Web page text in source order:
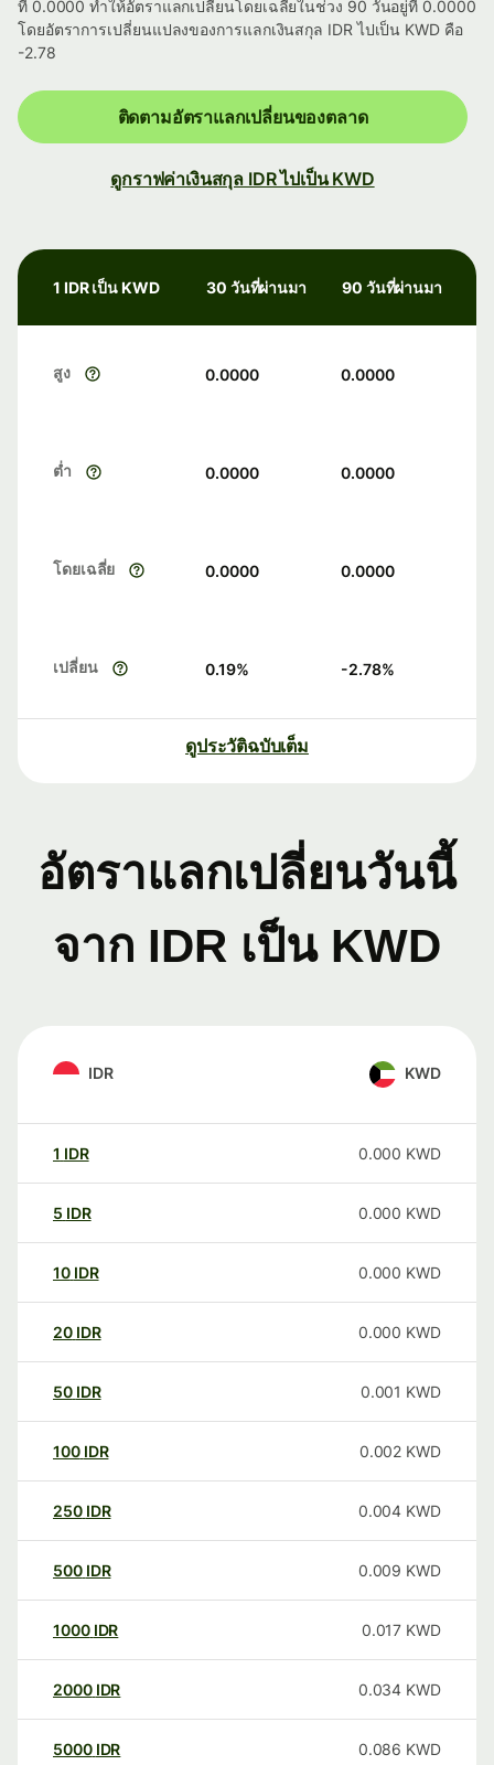
ที่ 0.0000 ทำให้อัตราแลกเปลี่ยนโดยเฉลี่ยในช่วง 90 วันอยู่ที่ 0.0000
โดยอัตราการเปลี่ยนแปลงของการแลกเงินสกุล IDR ไปเป็น KWD คือ
-2.78
ติดตามอัตราแลกเปลี่ยนของตลาด
ดูกราฟค่าเงินสกุล IDR ไปเป็น KWD
1 IDR เป็น KWD 30 วันที่ผ่านมา 90 วันที่ผ่านมา
สูง 0.0000 0.0000
ต่ำ 0.0000 0.0000
โดยเฉลี่ย 0.0000 0.0000
เปลี่ยน 0.19% -2.78%
ดูประวัติฉบับเต็ม
อัตราแลกเปลี่ยนวันนี้
จาก IDR เป็น KWD
IDR KWD
1 IDR 0.000 KWD
5 IDR 0.000 KWD
10 IDR 0.000 KWD
20 IDR 0.000 KWD
50 IDR 0.001 KWD
100 IDR 0.002 KWD
250 IDR 0.004 KWD
500 IDR 0.009 KWD
1000 IDR 0.017 KWD
2000 IDR 0.034 KWD
5000 IDR 0.086 KWD